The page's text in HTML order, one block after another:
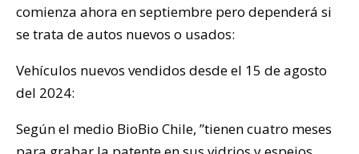
comienza ahora en septiembre pero dependerá si
se trata de autos nuevos o usados:
Vehículos nuevos vendidos desde el 15 de agosto
del 2024:
Según el medio BioBio Chile, ”tienen cuatro meses